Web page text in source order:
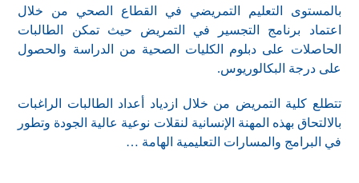
بالمستوى التعليم التمريضي في القطاع الصحي من خلال
اعتماد برنامج التجسير في التمريض حيث تمكن الطالبات
الحاصلات على دبلوم الكليات الصحية من الدراسة والحصول
على درجة البكالوريوس.
تتطلع كلية التمريض من خلال ازدياد أعداد الطالبات الراغبات
بالالتحاق بهذه المهنة الإنسانية لنقلات نوعية عالية الجودة وتطور
في البرامج والمسارات التعليمية الهامة …